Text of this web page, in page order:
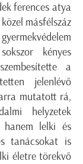
ferences atya
másfélszáz
kényes
a
jelenlévő
mutatott rá,
helyzetek
hanem lelki és
tanácsokat is
életre törekvő